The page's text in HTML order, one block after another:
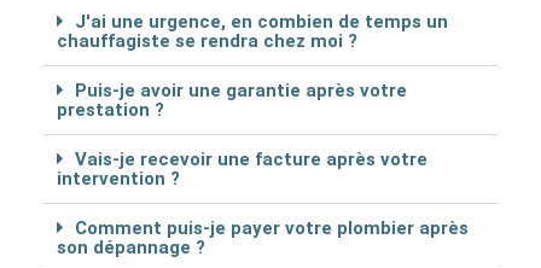
J'ai une urgence, en combien de temps un
chauffagiste se rendra chez moi ?
Puis-je avoir une garantie après votre
prestation ?
Vais-je recevoir une facture après votre
intervention ?
Comment puis-je payer votre plombier après
son dépannage ?